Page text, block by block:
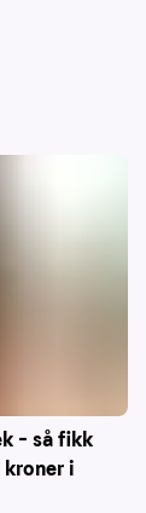
– så fikk
i